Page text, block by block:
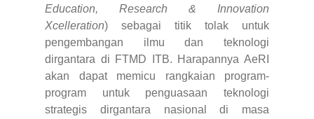
Education, Research & Innovation
Xcelleration) sebagai titik tolak untuk
pengembangan ilmu dan teknologi
dirgantara di FTMD ITB. Harapannya AeRI
akan dapat memicu rangkaian program-
program untuk penguasaan teknologi
strategis dirgantara nasional di masa